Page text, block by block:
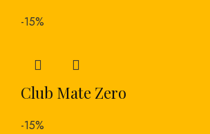
-15%
Club Mate Zero
-15%